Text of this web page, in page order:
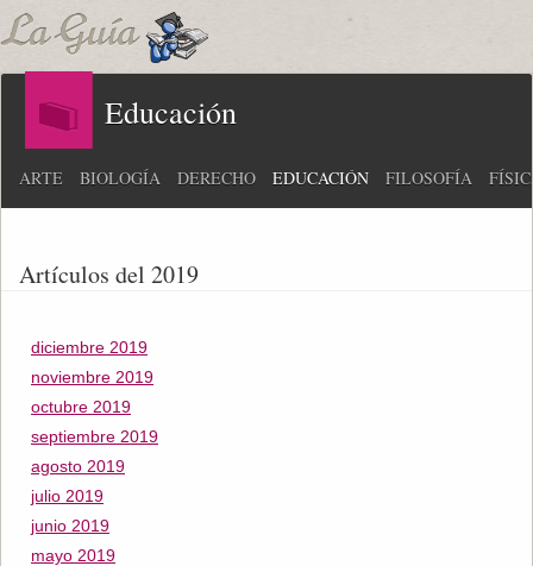
Educación
ARTE BIOLOGÍA DERECHO EDUCACIÓN FILOSOFÍA
Artículos del 2019
diciembre 2019
noviembre 2019
octubre 2019
septiembre 2019
agosto 2019
julio 2019
junio 2019
mayo 2019